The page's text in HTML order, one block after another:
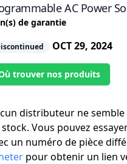
AC Power
de garantie
OCT 29, 2024
trouver nos produits
distributeur ne
Vous pouvez
un numéro de pièce
pour obtenir un lien